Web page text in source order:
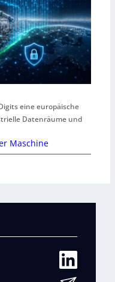
eine europäische
Datenräume und
Maschine